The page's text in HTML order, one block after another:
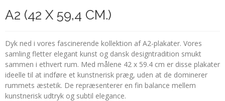
A2 (42 X 59,4 CM.)
Dyk ned i vores fascinerende kollektion af A2-plakater. Vores
samling fletter elegant kunst og dansk designtradition smukt
sammen i ethvert rum. Med målene 42 x 59.4 cm er disse plakater
ideelle til at indføre et kunstnerisk præg, uden at de dominerer
rummets æstetik. De repræsenterer en fin balance mellem
kunstnerisk udtryk og subtil elegance.